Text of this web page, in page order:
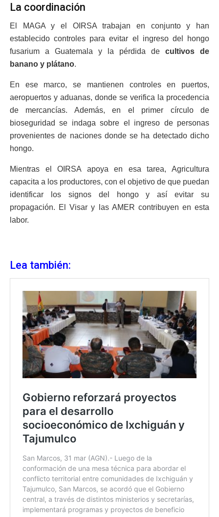
La coordinación
El MAGA y el OIRSA trabajan en conjunto y han
establecido controles para evitar el ingreso del hongo
fusarium a Guatemala y la pérdida de cultivos de
banano y plátano.
En ese marco, se mantienen controles en puertos,
aeropuertos y aduanas, donde se verifica la procedencia
de mercancías. Además, en el primer círculo de
bioseguridad se indaga sobre el ingreso de personas
provenientes de naciones donde se ha detectado dicho
hongo.
Mientras el OIRSA apoya en esa tarea, Agricultura
capacita a los productores, con el objetivo de que puedan
identificar los signos del hongo y así evitar su
propagación. El Visar y las AMER contribuyen en esta
labor.
Lea también: